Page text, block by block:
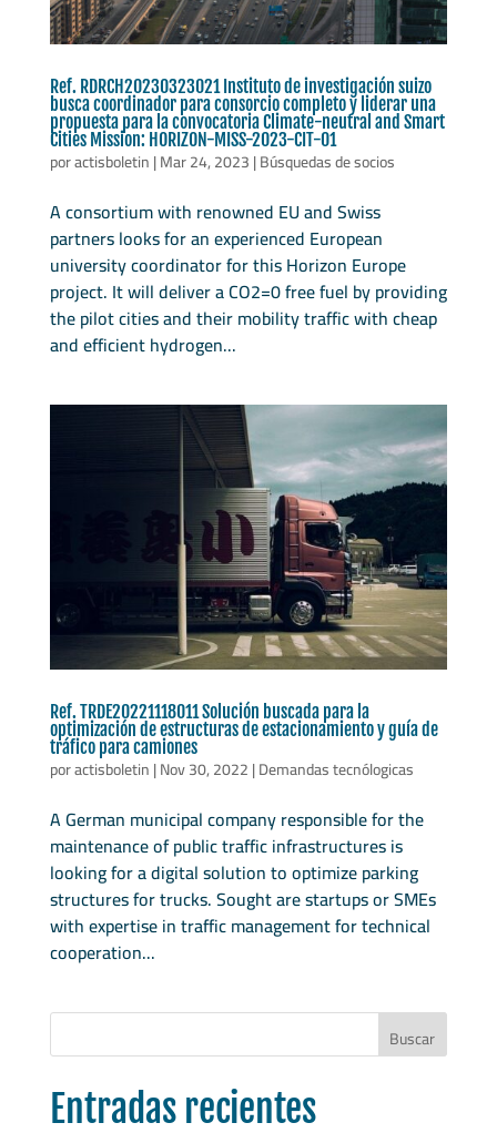
Ref. RDRCH20230323021 Instituto de investigación suizo
busca coordinador para consorcio completo y liderar una
propuesta para la convocatoria Climate-neutral and Smart
Cities Mission: HORIZON-MISS-2023-CIT-01
poractisboletin|Mar 24, 2023|Búsquedas de socios
A consortium with renowned EU and Swiss
partners looks for an experienced European
university coordinator for this Horizon Europe
project. It will deliver a CO2=0 free fuel by providing
the pilot cities and their mobility traffic with cheap
and efficient hydrogen...
Ref. TRDE20221118011 Solución buscada para la
optimización de estructuras de estacionamiento y guía de
tráfico para camiones
poractisboletin|Nov 30, 2022|Demandas tecnólogicas
A German municipal company responsible for the
maintenance of public traffic infrastructures is
looking for a digital solution to optimize parking
structures for trucks. Sought are startups or SMEs
with expertise in traffic management for technical
cooperation...
Buscar
Entradas recientes